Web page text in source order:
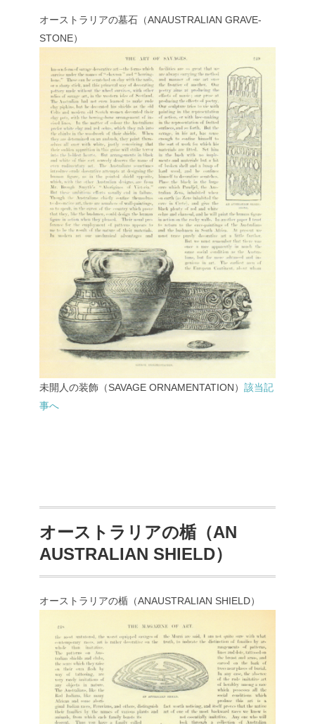
オーストラリアの墓石（ANAUSTRALIAN GRAVE-
STONE）
未開人の装飾（SAVAGE ORNAMENTATION） 該当記
事へ
オーストラリアの楯（AN
AUSTRALIAN SHIELD）
オーストラリアの楯（ANAUSTRALIAN SHIELD）